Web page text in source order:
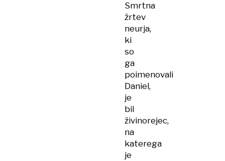
Smrtna
žrtev
neurja,
ki
so
ga
poimenovali
Daniel,
je
bil
živinorejec,
na
katerega
je